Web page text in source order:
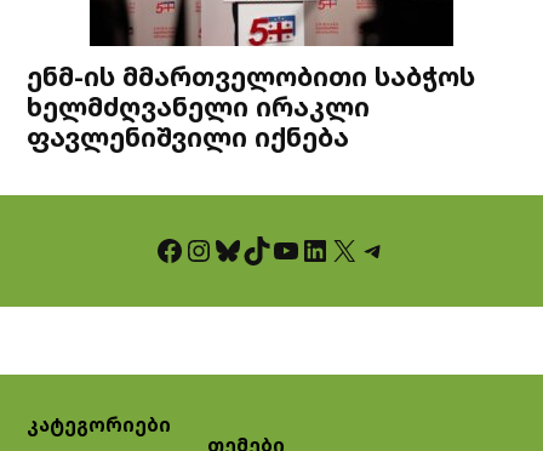
ენმ-ის მმართველობითი საბჭოს
ხელმძღვანელი ირაკლი
ფავლენიშვილი იქნება
Facebook InstagramBluesky TikTok YouTube LinkedIn X Telegram
კატეგორიები
თემები